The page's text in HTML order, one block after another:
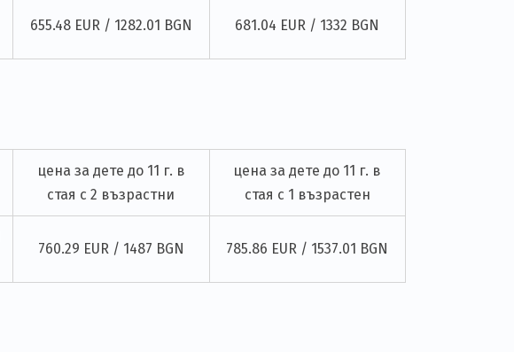
655.48 EUR / 1282.01 BGN 681.04 EUR / 1332 BGN
цена за дете до 11 г. в
стая с 2 възрастни
цена за дете до 11 г. в
стая с 1 възрастен
760.29 EUR / 1487 BGN 785.86 EUR / 1537.01 BGN